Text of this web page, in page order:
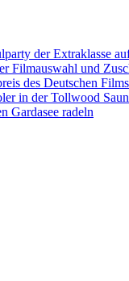
der Extraklasse
Filmauswahl und
des Deutschen
in der Tollwood
Gardasee radeln